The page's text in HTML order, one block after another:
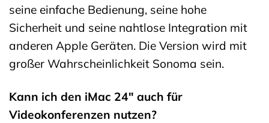
seine einfache Bedienung, seine hohe
Sicherheit und seine nahtlose Integration mit
anderen Apple Geräten. Die Version wird mit
großer Wahrscheinlichkeit Sonoma sein.
Kann ich den iMac 24″ auch für
Videokonferenzen nutzen?